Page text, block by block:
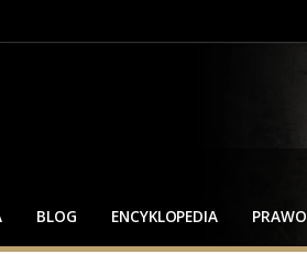
BLOG ENCYKLOPEDIA PRAWO